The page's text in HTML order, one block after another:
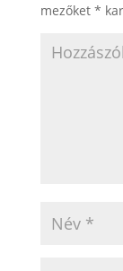
mezőket *